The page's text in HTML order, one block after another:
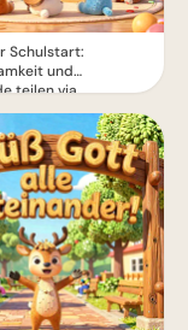
Schulstart:
und
teilen via